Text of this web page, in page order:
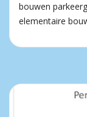
bouwen
elementaire